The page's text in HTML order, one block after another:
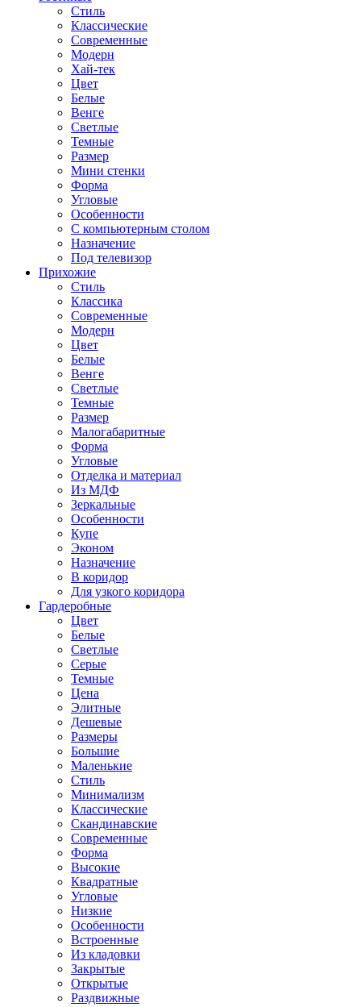
Стиль
Классические
Современные
Модерн
Хай-тек
Цвет
Белые
Венге
Светлые
Темные
Размер
Мини стенки
Форма
Угловые
Особенности
С компьютерным столом
Назначение
Под телевизор
Прихожие
Стиль
Классика
Современные
Модерн
Цвет
Белые
Венге
Светлые
Темные
Размер
Малогабаритные
Форма
Угловые
Отделка и материал
Из МДФ
Зеркальные
Особенности
Купе
Эконом
Назначение
В коридор
Для узкого коридора
Гардеробные
Цвет
Белые
Светлые
Серые
Темные
Цена
Элитные
Дешевые
Размеры
Большие
Маленькие
Стиль
Минимализм
Классические
Скандинавские
Современные
Форма
Высокие
Квадратные
Угловые
Низкие
Особенности
Встроенные
Из кладовки
Закрытые
Открытые
Раздвижные